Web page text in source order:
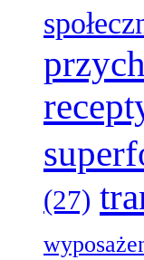
(27)